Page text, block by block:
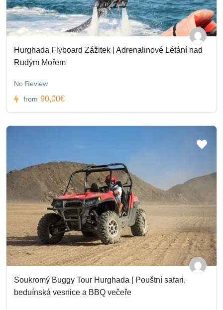
Hurghada Flyboard Zážitek | Adrenalinové Létání nad
Rudým Mořem
No Review
from 90,00€
Soukromý Buggy Tour Hurghada | Pouštní safari,
beduínská vesnice a BBQ večeře